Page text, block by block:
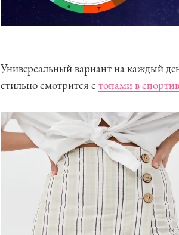
Универсальный вариант на каждый
стильно смотрится с топами в